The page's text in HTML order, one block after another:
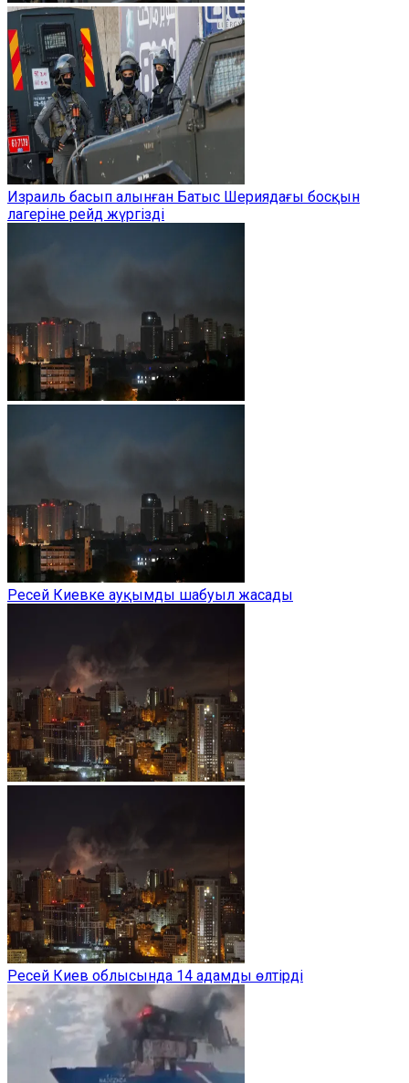
Израиль басып алынған Батыс Шериядағы босқын
лагеріне рейд жүргізді
Ресей Киевке ауқымды шабуыл жасады
Ресей Киев облысында 14 адамды өлтірді